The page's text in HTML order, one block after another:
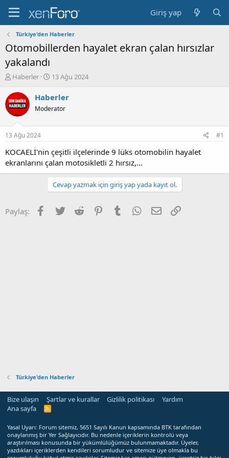
Giriş yap
Türkiye'den Haberler
Otomobillerden hayalet ekran çalan hırsızlar
yakalandı
K
n
b
u
u
b
a
l
Haberler
B
ş
a
ç
t
a
r
13 Ağu 2024
Haberler
Moderator
13 Ağu 2024 #1
KOCAELİ'nin çeşitli ilçelerinde 9 lüks otomobilin hayalet
ekranlarını çalan motosikletli 2 hırsız,...
Cevap yazmak için giriş yap yada kayıt ol.
Paylaş: Facebook
Twitter Reddit PinterestTumblr WhatsApp
E-posta
Türkiye'den Haberler
Bize ulaşın Şartlar ve kurallar Gizlilik politikası
Yardım
Ana sayfa
R
Yasal Uyarı: Forum sitemiz, 5651 Sayılı Kanun kapsamında BTK tarafından
onaylanmış bir Yer Sağlayıcıdır. Bu nedenle içeriklerin kontrolü veya
araştırılması konusunda bir yükümlülüğümüz bulunmamaktadır. Üyeler,
yazdıkları içeriklerden kendileri sorumludur ve sitemize üye olmakla bu